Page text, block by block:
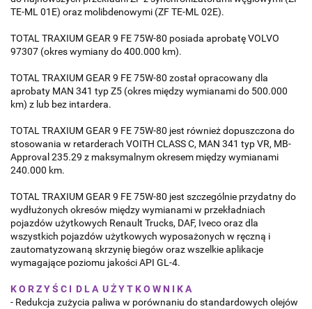
TE-ML 01E) oraz molibdenowymi (ZF TE-ML 02E).
TOTAL TRAXIUM GEAR 9 FE 75W-80 posiada aprobatę VOLVO
97307 (okres wymiany do 400.000 km).
TOTAL TRAXIUM GEAR 9 FE 75W-80 został opracowany dla
aprobaty MAN 341 typ Z5 (okres między wymianami do 500.000
km) z lub bez intardera.
TOTAL TRAXIUM GEAR 9 FE 75W-80 jest również dopuszczona do
stosowania w retarderach VOITH CLASS C, MAN 341 typ VR, MB-
Approval 235.29 z maksymalnym okresem między wymianami
240.000 km.
TOTAL TRAXIUM GEAR 9 FE 75W-80 jest szczególnie przydatny do
wydłużonych okresów między wymianami w przekładniach
pojazdów użytkowych Renault Trucks, DAF, Iveco oraz dla
wszystkich pojazdów użytkowych wyposażonych w ręczną i
zautomatyzowaną skrzynię biegów oraz wszelkie aplikacje
wymagające poziomu jakości API GL-4.
K O R Z Y Ś C I D L A U Ż Y T K O W N I K A
- Redukcja zużycia paliwa w porównaniu do standardowych olejów